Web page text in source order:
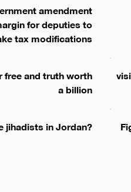
amendment
for deputies to
tax modifications
free and truth worth
a billion
?Where are the jihadists in Jordan